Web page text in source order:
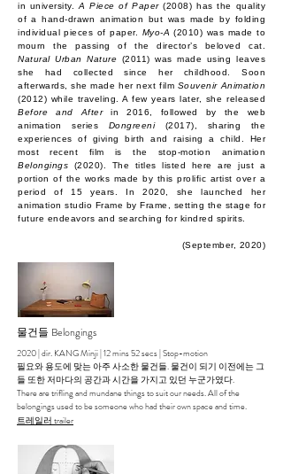
in university. A Piece of Paper(2008) has the quality
of a hand-drawn animation but was made by folding
individual pieces of paper. Myo-A(2010) was made to
mourn the passing of the director’s beloved cat.
Natural Urban Nature (2011) was made using leaves
she had collected since her childhood. Soon
afterwards, she made her next film Souvenir Animation
(2012) while traveling. A few years later, she released
Before and Afterin 2016, followed by the web
animation series Dongreeni (2017), sharing the
experiences of giving birth and raising a child. Her
most recent film is the stop-motion animation
Belongings (2020). The titles listed here are just a
portion of the works made by this prolific artist over a
period of 15 years. In 2020, she launched her
animation studio Frame by Frame, setting the stage for
future endeavors and searching for kindred spirits.
(September, 2020)
물건들 Belongings
2020 | dir. KANG Minji | 12 mins 52 secs | Stop-motion
필요와 용도에 맞는 아주 사소한 물건들. 물건이 되기 이전에는 그
들 또한 저마다의 공간과 시간을 가지고 있던 누군가였다.
There are trifling and mundane things to suit our needs. All of the
belongings used to be someone who had their own space and time.
​트레일러 trailer